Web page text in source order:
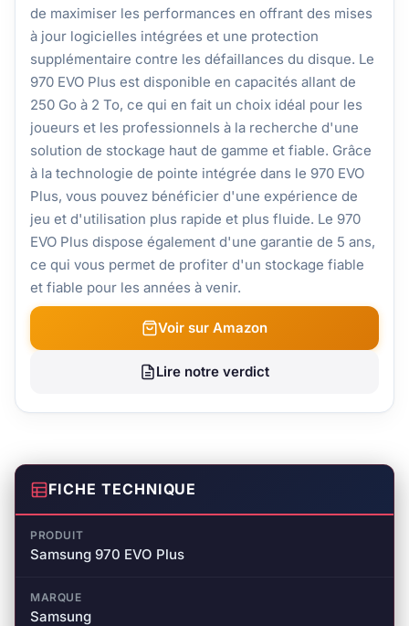
de maximiser les performances en offrant des mises
à jour logicielles intégrées et une protection
supplémentaire contre les défaillances du disque. Le
970 EVO Plus est disponible en capacités allant de
250 Go à 2 To, ce qui en fait un choix idéal pour les
joueurs et les professionnels à la recherche d'une
solution de stockage haut de gamme et fiable. Grâce
à la technologie de pointe intégrée dans le 970 EVO
Plus, vous pouvez bénéficier d'une expérience de
jeu et d'utilisation plus rapide et plus fluide. Le 970
EVO Plus dispose également d'une garantie de 5 ans,
ce qui vous permet de profiter d'un stockage fiable
et fiable pour les années à venir.
Voir sur Amazon
Lire notre verdict
FICHE TECHNIQUE
PRODUIT
Samsung 970 EVO Plus
MARQUE
Samsung